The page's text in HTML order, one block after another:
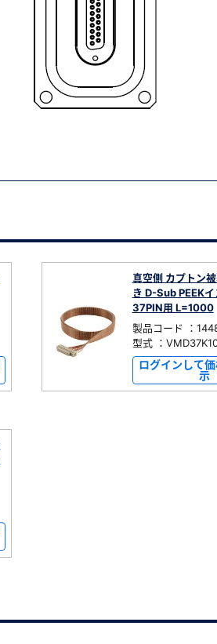
真空側 カプトン
き D-Sub PEEKイ
37PIN用 L=1000
製品コード ：
型式 ：
ログインして
示